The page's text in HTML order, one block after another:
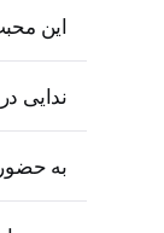
این
ندایی
به